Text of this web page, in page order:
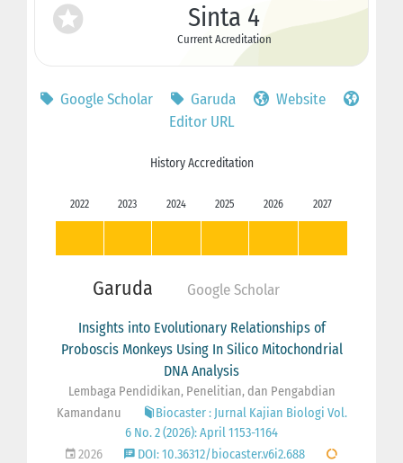
Sinta 4
Current Acreditation
Google Scholar Garuda
Website
Editor URL
History Accreditation
2022 2023 2024 2025 2026 2027
Garuda Google Scholar
Insights into Evolutionary Relationships of
Proboscis Monkeys Using In Silico Mitochondrial
DNA Analysis
Lembaga Pendidikan, Penelitian, dan Pengabdian
Kamandanu
Biocaster : Jurnal Kajian Biologi Vol.
6 No. 2 (2026): April 1153-1164
2026
DOI: 10.36312/biocaster.v6i2.688